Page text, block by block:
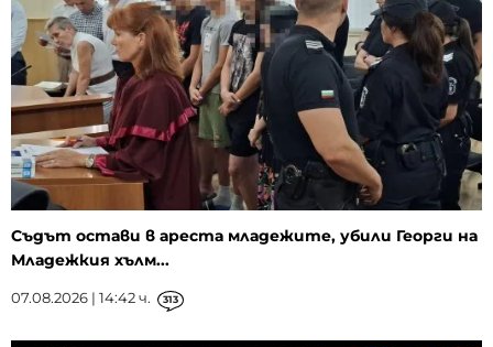
Съдът остави в ареста младежите, убили Георги на
Младежкия хълм...
07.08.2026 | 14:42 ч. 313